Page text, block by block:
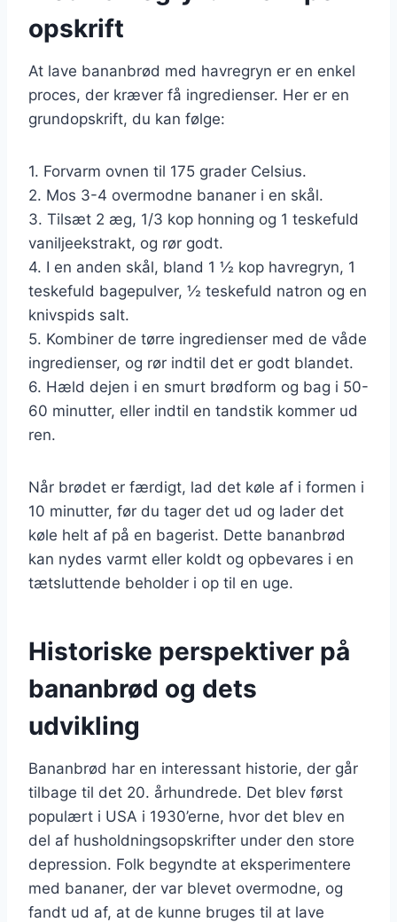
opskrift
At lave bananbrød med havregryn er en enkel
proces, der kræver få ingredienser. Her er en
grundopskrift, du kan følge:
1. Forvarm ovnen til 175 grader Celsius.
2. Mos 3-4 overmodne bananer i en skål.
3. Tilsæt 2 æg, 1/3 kop honning og 1 teskefuld
vaniljeekstrakt, og rør godt.
4. I en anden skål, bland 1 ½ kop havregryn, 1
teskefuld bagepulver, ½ teskefuld natron og en
knivspids salt.
5. Kombiner de tørre ingredienser med de våde
ingredienser, og rør indtil det er godt blandet.
6. Hæld dejen i en smurt brødform og bag i 50-
60 minutter, eller indtil en tandstik kommer ud
ren.
Når brødet er færdigt, lad det køle af i formen i
10 minutter, før du tager det ud og lader det
køle helt af på en bagerist. Dette bananbrød
kan nydes varmt eller koldt og opbevares i en
tætsluttende beholder i op til en uge.
Historiske perspektiver på
bananbrød og dets
udvikling
Bananbrød har en interessant historie, der går
tilbage til det 20. århundrede. Det blev først
populært i USA i 1930’erne, hvor det blev en
del af husholdningsopskrifter under den store
depression. Folk begyndte at eksperimentere
med bananer, der var blevet overmodne, og
fandt ud af, at de kunne bruges til at lave